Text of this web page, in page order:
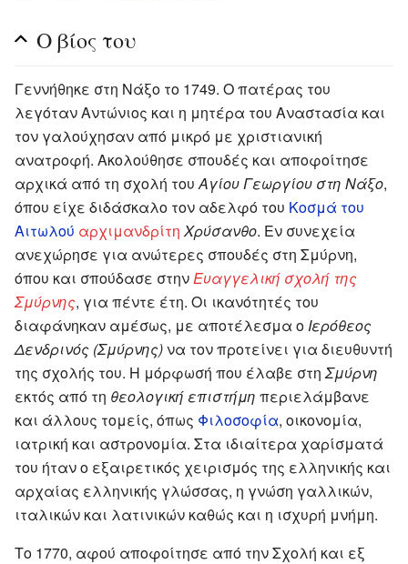
Ο βίος του
Γεννήθηκε στη Νάξο το 1749. Ο πατέρας του
λεγόταν Αντώνιος και η μητέρα του Αναστασία και
τον γαλούχησαν από μικρό με χριστιανική
ανατροφή. Ακολούθησε σπουδές και αποφοίτησε
αρχικά από τη σχολή του Αγίου Γεωργίου στη Νάξο,
όπου είχε διδάσκαλο τον αδελφό του Κοσμά του
Αιτωλού αρχιμανδρίτη Χρύσανθο. Εν συνεχεία
ανεχώρησε για ανώτερες σπουδές στη Σμύρνη,
όπου και σπούδασε στην Ευαγγελική σχολή της
Σμύρνης, για πέντε έτη. Οι ικανότητές του
διαφάνηκαν αμέσως, με αποτέλεσμα ο Ιερόθεος
Δενδρινός (Σμύρνης)να τον προτείνει για διευθυντή
της σχολής του. Η μόρφωσή που έλαβε στη Σμύρνη
εκτός από τη θεολογική επιστήμη περιελάμβανε
και άλλους τομείς, όπως Φιλοσοφία, οικονομία,
ιατρική και αστρονομία. Στα ιδιαίτερα χαρίσματά
του ήταν ο εξαιρετικός χειρισμός της ελληνικής και
αρχαίας ελληνικής γλώσσας, η γνώση γαλλικών,
ιταλικών και λατινικών καθώς και η ισχυρή μνήμη.
Το 1770, αφού αποφοίτησε από την Σχολή και εξ